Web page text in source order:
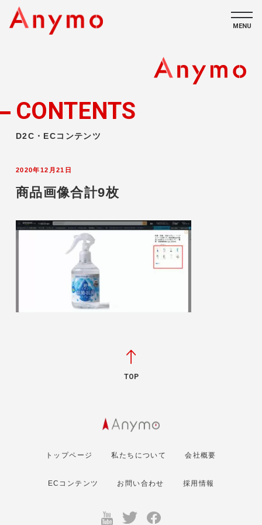
私たちについて
MENU
CONTENTS
D2C・ECコンテンツ
2020年12月21日
商品画像合計9枚
TOP
トップページ 私たちについて 会社概要
ECコンテンツ お問い合わせ 採用情報